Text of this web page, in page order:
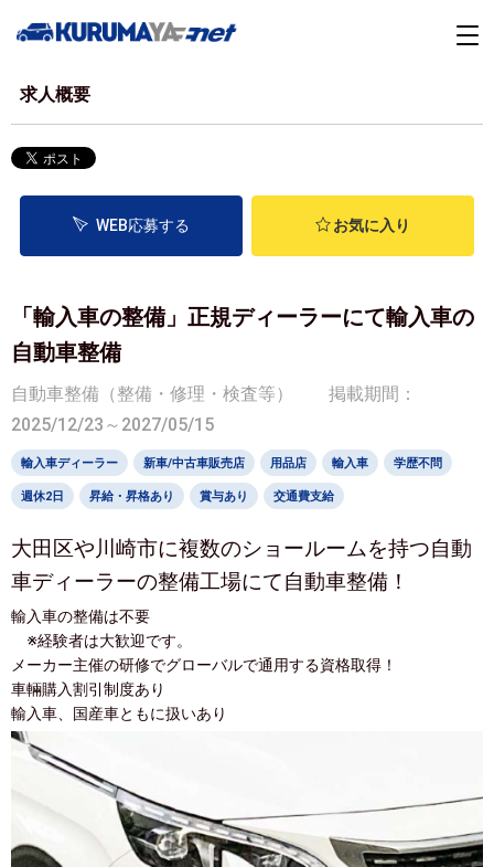
求人概要
WEB応募する お気に入り
「輸入車の整備」正規ディーラーにて輸入車の
自動車整備
自動車整備（整備・修理・検査等）
掲載期間：
2025/12/23～2027/05/15
輸入車ディーラー 新車/中古車販売店 用品店 輸入車 学歴不問
週休2日 昇給・昇格あり 賞与あり 交通費支給
大田区や川崎市に複数のショールームを持つ自動
車ディーラーの整備工場にて自動車整備！
輸入車の整備は不要
※経験者は大歓迎です。
メーカー主催の研修でグローバルで通用する資格取得！
車輛購入割引制度あり
輸入車、国産車ともに扱いあり